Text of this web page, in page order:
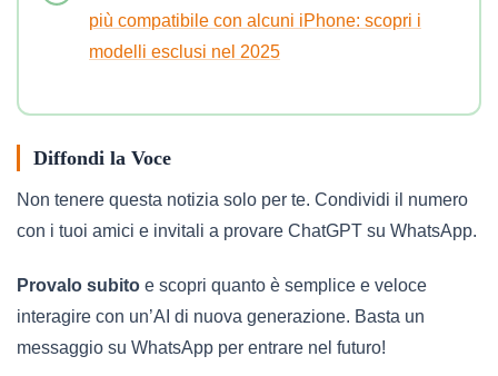
più compatibile con alcuni iPhone: scopri i
modelli esclusi nel 2025
Diffondi la Voce
Non tenere questa notizia solo per te. Condividi il numero
con i tuoi amici e invitali a provare ChatGPT su WhatsApp.
Provalo subito e scopri quanto è semplice e veloce
interagire con un’AI di nuova generazione. Basta un
messaggio su WhatsApp per entrare nel futuro!